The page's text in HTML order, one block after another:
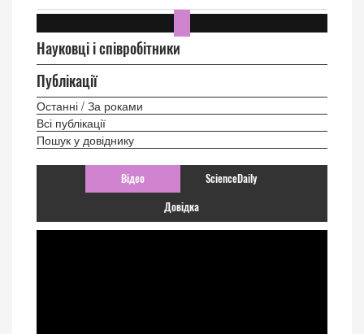
Науковці і співробітники
Публікації
Останні / За роками
Всі публікації
Пошук у довіднику
Відео ScienceDaily
Довідка